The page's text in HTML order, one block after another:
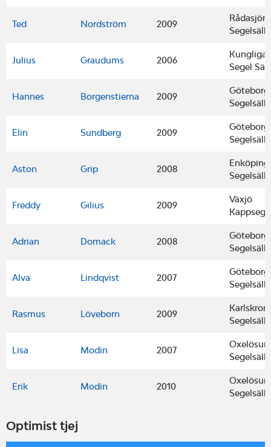
Ted Nordström 2009
Julius Graudums 2006
Kungliga
Segel
Hannes Borgenstierna 2009
Elin Sundberg 2009
Aston Grip 2008
Freddy Gilius 2009
Växjö
Adrian Domack 2008
Alva Lindqvist 2007
Rasmus Löveborn 2009
Lisa Modin 2007
Erik Modin 2010
Optimist tjej